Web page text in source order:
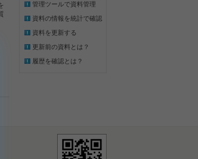
管理ツールで資料管理
資料の情報を統計で確認
資料を更新する
更新前の資料とは？
履歴を確認とは？